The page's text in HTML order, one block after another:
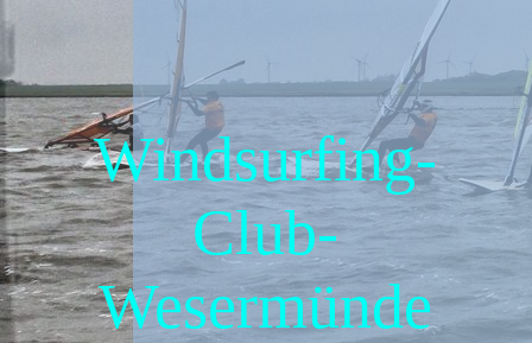
Windsurfing-
Club-
Wesermünde
Tips und Beiträge
Freunde/Sponsoren